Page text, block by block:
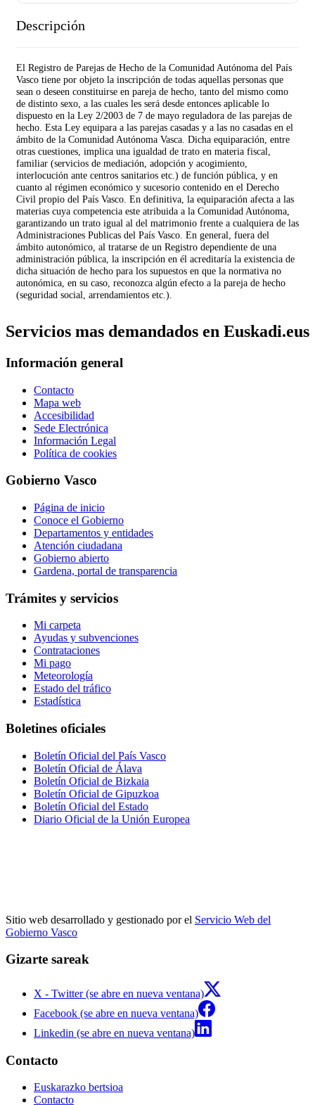
Descripción
El Registro de Parejas de Hecho de la Comunidad Autónoma del País
Vasco tiene por objeto la inscripción de todas aquellas personas que
sean o deseen constituirse en pareja de hecho, tanto del mismo como
de distinto sexo, a las cuales les será desde entonces aplicable lo
dispuesto en la Ley 2/2003 de 7 de mayo reguladora de las parejas de
hecho. Esta Ley equipara a las parejas casadas y a las no casadas en el
ámbito de la Comunidad Autónoma Vasca. Dicha equiparación, entre
otras cuestiones, implica una igualdad de trato en materia fiscal,
familiar (servicios de mediación, adopción y acogimiento,
interlocución ante centros sanitarios etc.) de función pública, y en
cuanto al régimen económico y sucesorio contenido en el Derecho
Civil propio del País Vasco. En definitiva, la equiparación afecta a las
materias cuya competencia este atribuida a la Comunidad Autónoma,
garantizando un trato igual al del matrimonio frente a cualquiera de las
Administraciones Publicas del País Vasco. En general, fuera del
ámbito autonómico, al tratarse de un Registro dependiente de una
administración pública, la inscripción en él acreditaría la existencia de
dicha situación de hecho para los supuestos en que la normativa no
autonómica, en su caso, reconozca algún efecto a la pareja de hecho
(seguridad social, arrendamientos etc.).
Servicios mas demandados en Euskadi.eus
Información general
Contacto
Mapa web
Accesibilidad
Sede Electrónica
Información Legal
Política de cookies
Gobierno Vasco
Página de inicio
Conoce el Gobierno
Departamentos y entidades
Atención ciudadana
Gobierno abierto
Gardena, portal de transparencia
Trámites y servicios
Mi carpeta
Ayudas y subvenciones
Contrataciones
Mi pago
Meteorología
Estado del tráfico
Estadística
Boletines oficiales
Boletín Oficial del País Vasco
Boletín Oficial de Álava
Boletín Oficial de Bizkaia
Boletín Oficial de Gipuzkoa
Boletín Oficial del Estado
Diario Oficial de la Unión Europea
Sitio web desarrollado y gestionado por el Servicio Web del
Gobierno Vasco
Gizarte sareak
X - Twitter (se abre en nueva ventana)
Facebook (se abre en nueva ventana)
Linkedin (se abre en nueva ventana)
Contacto
Euskarazko bertsioa
Contacto